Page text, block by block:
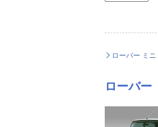
ローバー ミ
ローバー